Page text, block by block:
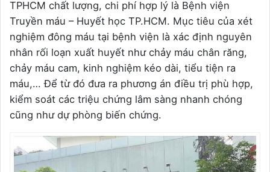
TPHCM chất lượng, chi phí hợp lý là Bệnh viện
Truyền máu – Huyết học TP.HCM. Mục tiêu của xét
nghiệm đông máu tại bệnh viện là xác định nguyên
nhân rối loạn xuất huyết như chảy máu chân răng,
chảy máu cam, kinh nghiệm kéo dài, tiểu tiện ra
máu,… Để từ đó đưa ra phương án điều trị phù hợp,
kiểm soát các triệu chứng lâm sàng nhanh chóng
cũng như dự phòng biến chứng.